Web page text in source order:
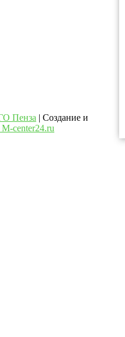
Пенза | Создание и
center24.ru